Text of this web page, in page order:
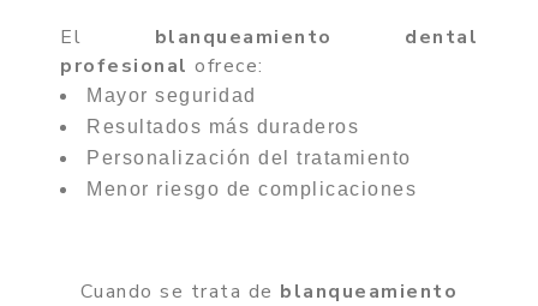
El blanqueamiento dental
profesional ofrece:
Mayor seguridad
Resultados más duraderos
Personalización del tratamiento
Menor riesgo de complicaciones
Cuando se trata de blanqueamiento